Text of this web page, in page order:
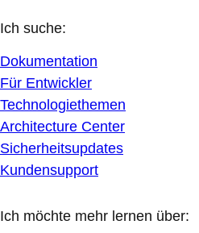
Ich suche:
Dokumentation
Für Entwickler
Technologiethemen
Architecture Center
Sicherheitsupdates
Kundensupport
Ich möchte mehr lernen über: